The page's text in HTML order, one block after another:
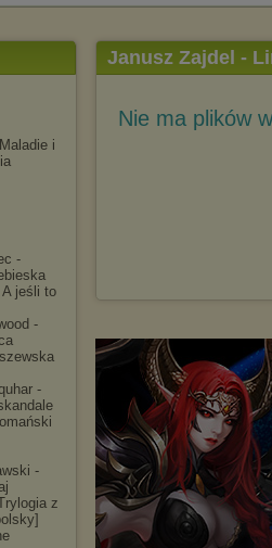
i
-
jeśli to
-
-
-
z
y]
e
Janusz Zajdel -
Nie ma plików